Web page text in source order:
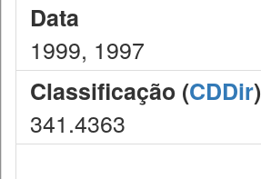
Data
1999, 1997
Classificação (CDDir)
341.4363